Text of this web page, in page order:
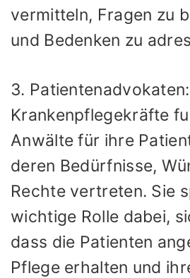
vermitteln, Fragen zu
und Bedenken zu
3. Patientenadvokaten:
Krankenpflegekräfte
Anwälte für ihre
deren Bedürfnisse,
Rechte vertreten. Sie
wichtige Rolle dabei,
dass die Patienten
Pflege erhalten und